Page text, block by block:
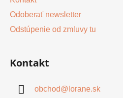
Odoberať newsletter
Odstúpenie od zmluvy tu
Kontakt
obchod@ lorane.sk